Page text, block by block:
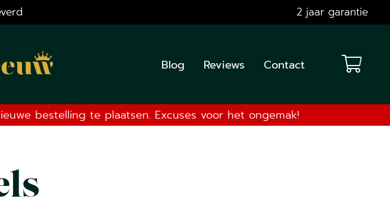
2 jaar garantie
Contact
Reviews
Blog
bestelling te plaatsen. Excuses voor het ongemak!